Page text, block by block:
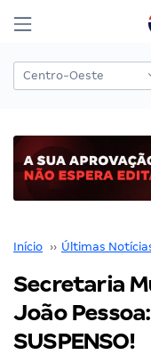
Início ›› Últimas
Secretaria
João
SUSPENSO!